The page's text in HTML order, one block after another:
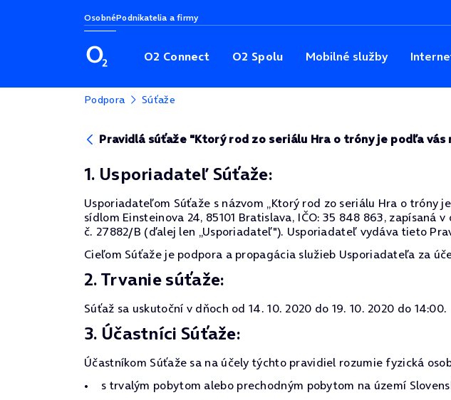
OsobnéPodnikatelia a firmy
O2 Connect O2 Spolu Mobilné služby
Podpora Súťaže
Pravidlá súťaže "Ktorý rod zo seriálu Hra o tróny je podľa vás
1. Usporiadateľ Súťaže:
Usporiadateľom Súťaže s názvom „Ktorý rod zo seriálu Hra o tróny
sídlom Einsteinova 24, 85101 Bratislava, IČO: 35 848 863,
č. 27882/B (ďalej len „Usporiadateľ"). Usporiadateľ vydáva tieto
Cieľom Súťaže je podpora a propagácia služieb Usporiadateľa za
2. Trvanie súťaže:
Súťaž sa uskutoční v dňoch od 14. 10. 2020 do 19. 10. 2020 do 14:00.
3. Účastníci Súťaže:
Účastníkom Súťaže sa na účely týchto pravidiel rozumie fyzická
s trvalým pobytom alebo prechodným pobytom na území